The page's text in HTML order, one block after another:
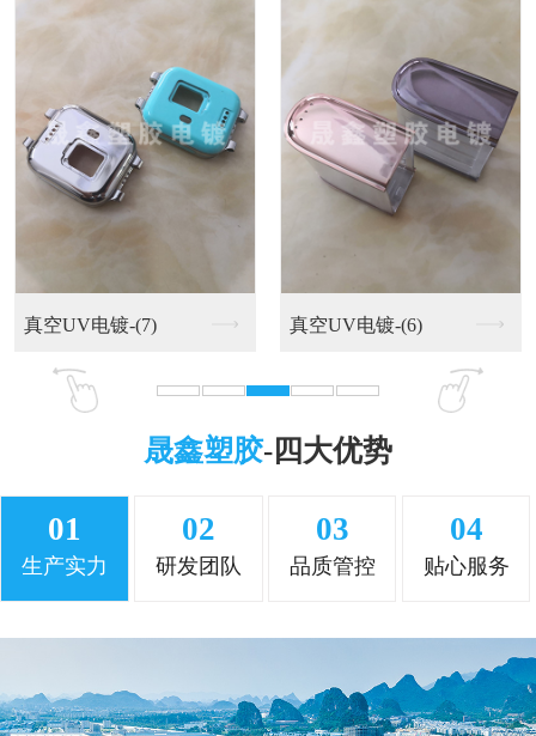
UV喷油系列-(7) UV喷油系列-(6)
晟鑫塑胶-四大优势
01
生产实力
02
研发团队
03
品质管控
04
贴心服务